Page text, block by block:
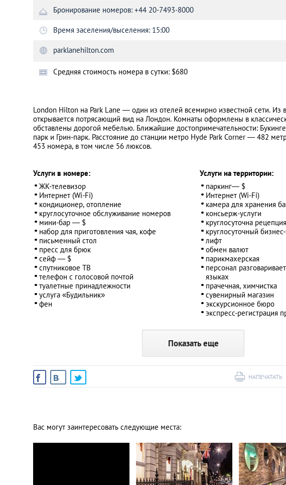
Бронирование номеров: +44 20-7493-8000
Время заселения/выселения: 15:00
parklanehilton.com
Cредняя стоимость номера в сутки: $680
London Hilton на Park Lane ― один из отелей всемирно известной сети. Из
открывается потрясающий вид на Лондон. Комнаты оформлены в
обставлены дорогой мебелью. Ближайшие достопримечательности:
парк и Грин-парк. Расстояние до станции метро Hyde Park Corner ― 482
453 номера, в том числе 56 люксов.
Услуги в номере:
ЖК-телевизор
Интернет (Wi-Fi)
кондиционер, отопление
круглосуточное обслуживание номеров
мини-бар ― $
набор для приготовления чая, кофе
письменный стол
пресс для брюк
сейф ― $
спутниковое ТВ
телефон с голосовой почтой
туалетные принадлежности
услуга «Будильник»
фен
Услуги на территории:
паркинг― $
Интернет (Wi-Fi)
камера для хранения
консьерж-услуги
круглосуточна рецепция
круглосуточный
лифт
обмен валют
парикмахерская
персонал
языках
прачечная, химчистка
сувенирный магазин
экскурсионное бюро
экспресс-регистрация
Показать еще
НАПЕЧАТАТЬ
Вас могут заинтересовать следующие места: